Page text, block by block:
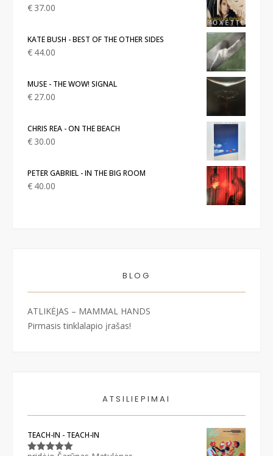
€ 37.00
KATE BUSH - BEST OF THE OTHER SIDES
€ 44.00
MUSE - THE WOW! SIGNAL
€ 27.00
CHRIS REA - ON THE BEACH
€ 30.00
PETER GABRIEL - IN THE BIG ROOM
€ 40.00
BLOG
ATLIKĖJAS – MAMMAL HANDS
Pirmasis tinklalapio įrašas!
ATSILIEPIMAI
TEACH-IN - TEACH-IN